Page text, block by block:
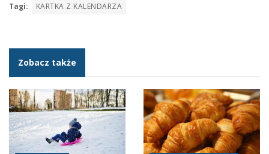
Tagi: KARTKA Z KALENDARZA
Zobacz także